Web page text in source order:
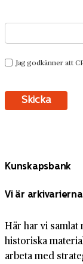
Kunskapsbank
Vi är
Här har vi samlat
historiska
arbeta med